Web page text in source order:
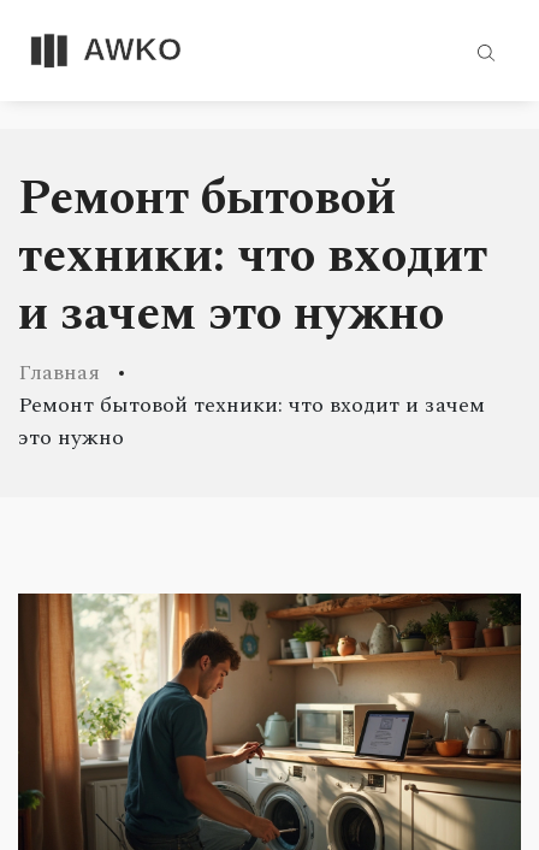
Ремонт бытовой
техники: что входит
и зачем это нужно
Главная
Ремонт бытовой техники: что входит и зачем
это нужно